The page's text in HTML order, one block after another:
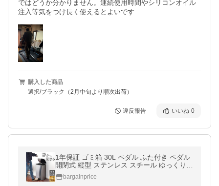
ではどうか分かりません。連続使用時間やシリコンオイル
注入等気をつけ長く使えるとよいです
購入した商品
選択/ブラック（2月中旬より順次出荷）
違反報告 いいね 0
1年保証 ゴミ箱 30L ペダル ふた付き ペダル
開閉式 縦型 ステンレス スチール ゆっくり静
かにフタが閉まる ゴミ袋が見えない 30リッ
トル 送料無料
bargainprice